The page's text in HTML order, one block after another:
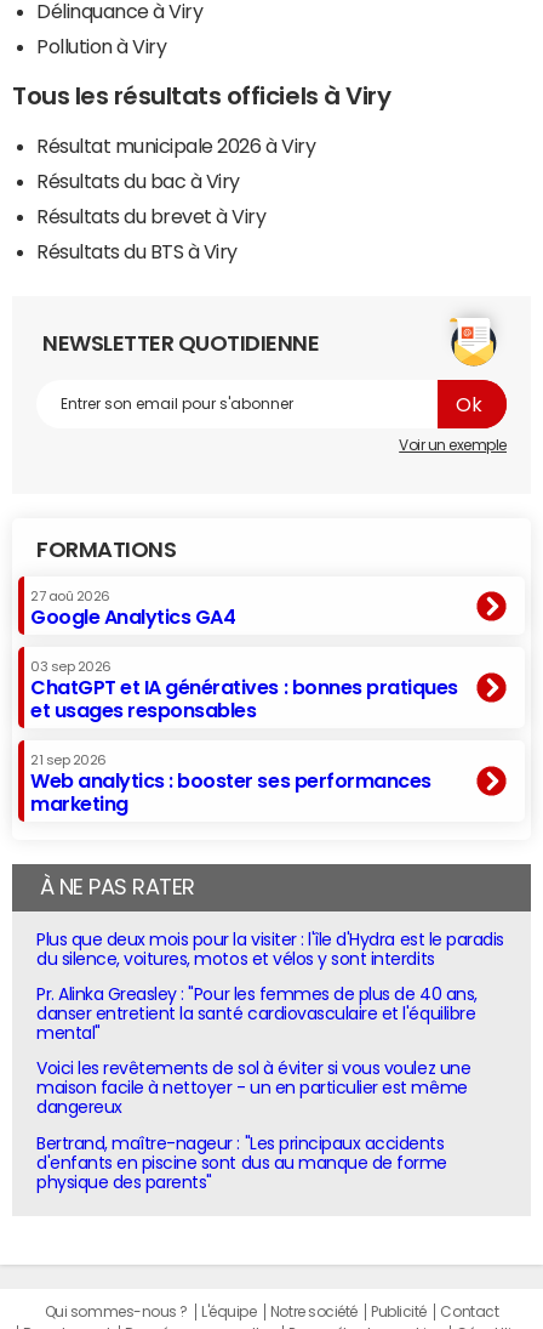
Délinquance à Viry
Pollution à Viry
Tous les résultats officiels à Viry
Résultat municipale 2026 à Viry
Résultats du bac à Viry
Résultats du brevet à Viry
Résultats du BTS à Viry
NEWSLETTER QUOTIDIENNE
Voir un exemple
FORMATIONS
27 aoû 2026
Google Analytics GA4
03 sep 2026
ChatGPT et IA génératives : bonnes pratiques
et usages responsables
21 sep 2026
Web analytics : booster ses performances
marketing
À NE PAS RATER
Plus que deux mois pour la visiter : l'île d'Hydra est le paradis
du silence, voitures, motos et vélos y sont interdits
Pr. Alinka Greasley : "Pour les femmes de plus de 40 ans,
danser entretient la santé cardiovasculaire et l'équilibre
mental"
Voici les revêtements de sol à éviter si vous voulez une
maison facile à nettoyer - un en particulier est même
dangereux
Bertrand, maître-nageur : "Les principaux accidents
d'enfants en piscine sont dus au manque de forme
physique des parents"
Qui sommes-nous ? L'équipe Notre société Publicité
Contact